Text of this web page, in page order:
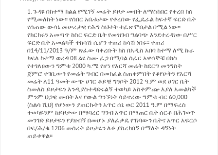
ጉዳዩ በከተማ ክልል የሚገኝ መሬት ይዞታ መብት ለማስከበር የቀረበ ክስ
የሚመለከት ነው፡፡ የሰበር አቤቱታው የቀረበው የፌዴራል ከፍተኛ ፍርድ ቤት
የሰጠው ውሳኔ መሠረታዊ የሕግ ስህተት ተፈጽሞበታል በሚል ነው፡፡
የክርክሩን አመጣጥ ከስር ፍርድ ቤት የመዝገብ ግልባጭ እንደተረዳነው በሥር
ፍርድ ቤት አመልካች ተከሳሽ ሲሆን ተጠሪ ከሳሽ ነበሩ፡፡ ተጠሪ
በ14/11/2013 ዓ/ም ጽፈው ባቀረቡት ክስ በአዲስ አበባ ከተማ ለሚ ኩራ
ክፍለ ከተማ ወረዳ 08 ልዩ ስሙ ፊጋ በሚባል ሰፈር አዋሳኞቹ በክስ
የተገለፀውን ግምቱ 2000 ካ.ሜ የሆነ የእርሻ መሬት ከደርግ መንግስት
ጀምሮ ተገቢውን የመሬት ግብር በመክፈል ስጠቀምበት የቆየሁትን የእርሻ
መሬት ለ11 ዓመት ውጭ ሀገር ቆይቼ ግንቦት 2012 ዓ.ም ወደ ሀገር ቤት
ስመለስ ይዞታዬን እንዲያስተዳድሩልኝ ተወካይ አስቀምጬ እያለ አመልካች
ምንም ህጋዊ መብት እና የውል ግንኙነት ሳይኖረው ግምቱ ብር 60,000
(ስልሳ ሺህ) የሆነውን ያጠርኩትን አጥር ሰኔ ወር 2011 ዓ.ም በማፍረስ
ተወካዬንም ከይዞታው በማባረር ግንብ አጥር በማጠር ቤት ሰርቶ በሕገወጥ
መንገድ ይዞታዬን የያዘብኝ በመሆኑ ያለፈቃዴ የገነባውን ቤትና አጥር አፍርሶ
በፍ/ሕ/ቁ 1206 መሰረት ይዞታዬን ለቆ ያስረክበኝ በማለት ዳኝነት
ጠይቀዋል፡፡